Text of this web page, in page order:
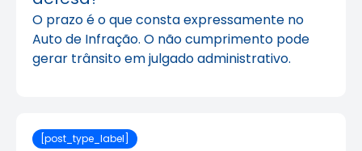
O prazo é o que consta expressamente no
Auto de Infração. O não cumprimento pode
gerar trânsito em julgado administrativo.
[post_type_label]